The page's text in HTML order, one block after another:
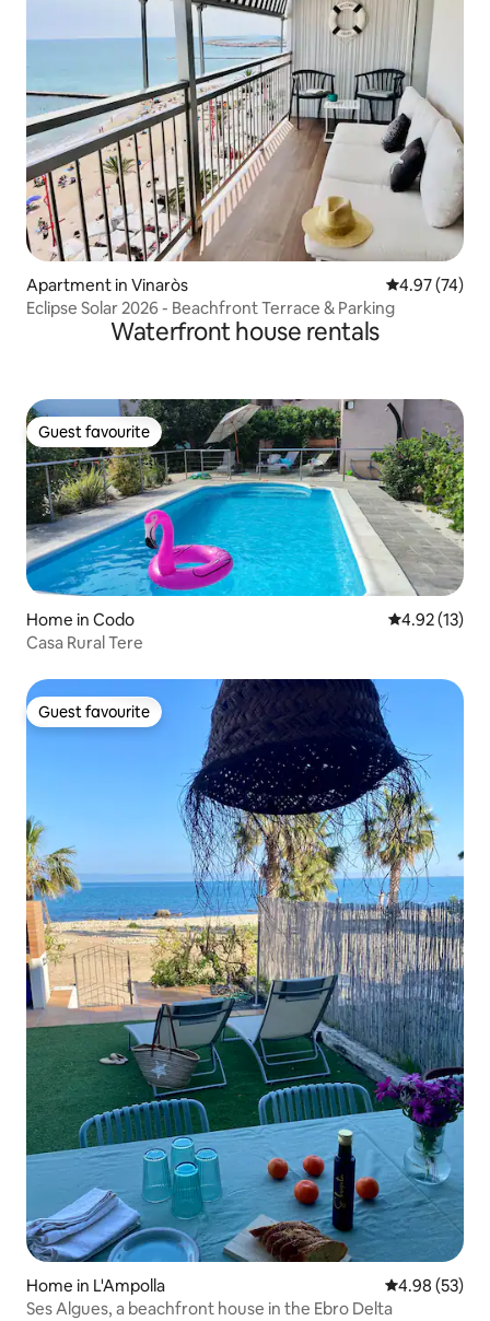
Apartment in Vinaròs 4.97 out of 5
4.97 (74)
Eclipse Solar 2026 - Beachfront Terrace & Parking
Waterfront house rentals
Guest favourite
Guest favourite
Home in Codo 4.92 out of 5
4.92 (13)
Casa Rural Tere
Guest favourite
Guest favourite
Home in L'Ampolla 4.98 out of 5
4.98 (53)
Ses Algues, a beachfront house in the Ebro Delta